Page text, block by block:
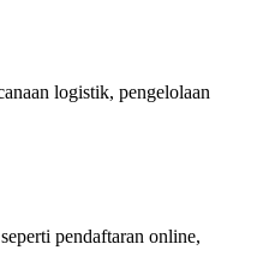
logistik, pengelolaan
pendaftaran online,